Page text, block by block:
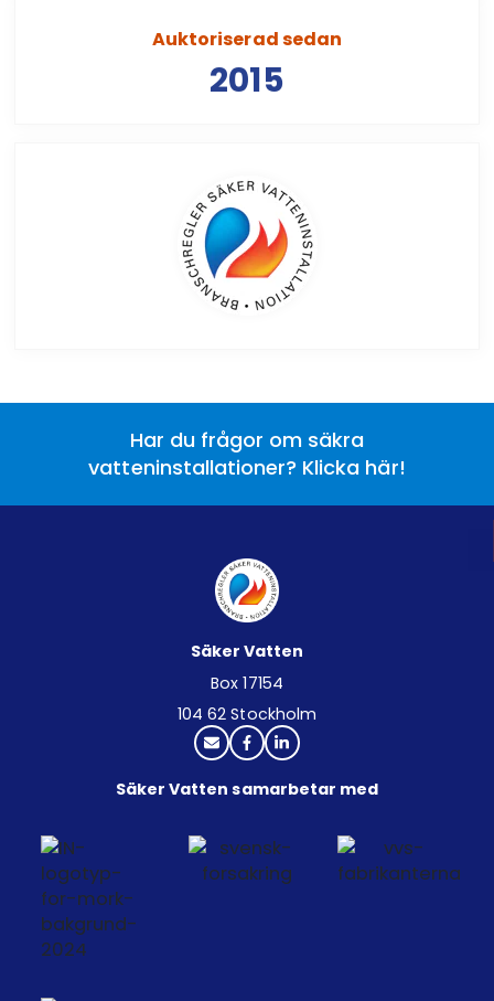
Auktoriserad sedan
2015
Har du frågor om säkra
vatteninstallationer? Klicka här!
Säker Vatten
Box 17154
104 62 Stockholm
Säker Vatten samarbetar med